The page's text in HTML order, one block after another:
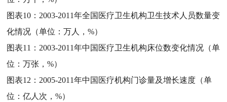
图表10： 2003-2011年全国医疗卫生机构卫生技术人员数量变
化情况（单位：万人，%）
图表11： 2003-2011年中国医疗卫生机构床位数变化情况（单
位：万张，%）
图表12： 2005-2011年中国医疗机构门诊量及增长速度（单
位：亿人次，%）